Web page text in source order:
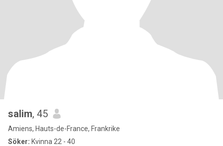
salim, 45
Amiens, Hauts-de-France, Frankrike
Söker: Kvinna 22 - 40